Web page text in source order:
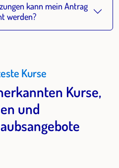
kann mein Antrag
werden?
Kurse
Kurse,
und